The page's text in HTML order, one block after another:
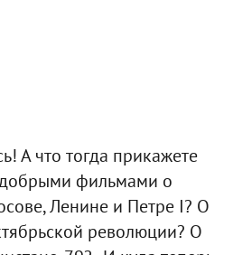
А что тогда прикажете
добрыми фильмами о
Ленине и Петре I? О
революции? О